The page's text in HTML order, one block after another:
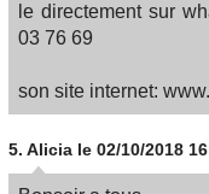
le directement sur
03 76 69
son site internet:
5. Alicia le 02/10/2018